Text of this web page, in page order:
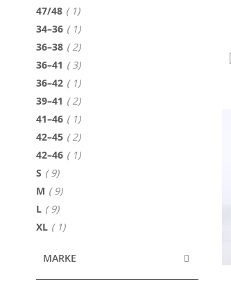
47/48 1Artikel
34–36 1Artikel
36–38 2Artikel
36–41 3Artikel
36–42 1Artikel
39–41 2Artikel
41–46 1Artikel
42–45 2Artikel
42–46 1Artikel
S 9Artikel
M 9Artikel
L 9Artikel
XL 1Artikel
MARKE